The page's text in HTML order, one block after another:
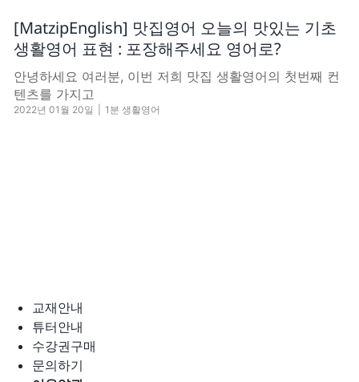
[MatzipEnglish] 맛집영어 오늘의 맛있는 기초
생활영어 표현 : 포장해주세요 영어로?
안녕하세요 여러분, 이번 저희 맛집 생활영어의 첫번째 컨
텐츠를 가지고
2022년 01월 20일 1분 생활영어
교재안내
튜터안내
수강권구매
문의하기